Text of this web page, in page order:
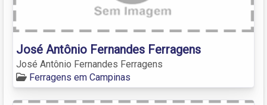
José Antônio Fernandes Ferragens
José Antônio Fernandes Ferragens
Ferragens em Campinas